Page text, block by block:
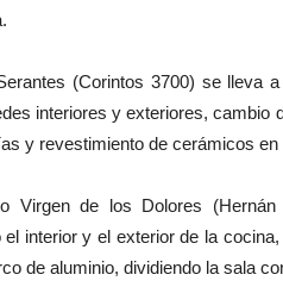
(Corintos 3700) se lleva
interiores y exteriores, cambio
y revestimiento de cerámicos
Virgen de los Dolores
interior y el exterior de la
de aluminio, dividiendo la sala